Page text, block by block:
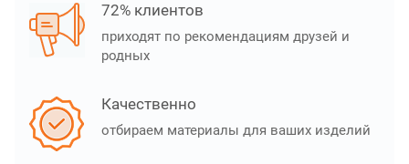
72% клиентов
приходят по рекомендациям друзей и
родных
Качественно
отбираем материалы для ваших изделий